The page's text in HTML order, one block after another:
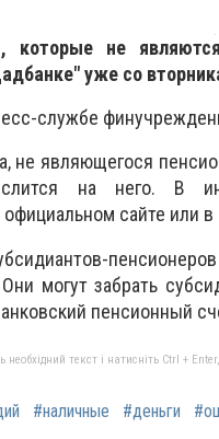
которые не
уже со
службе
не являющегося
на него. В
сайте или в
могут забрать
пенсионный
текст і натисніть Ctrl +
#наличные #деньги